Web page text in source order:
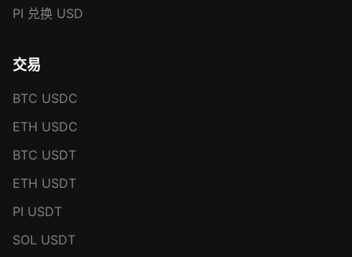
PI 兑换 USD
交易
BTC USDC
ETH USDC
BTC USDT
ETH USDT
PI USDT
SOL USDT